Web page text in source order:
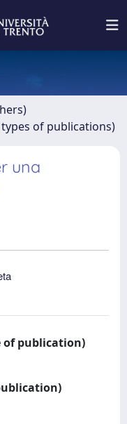
of publications)
una
of publication)